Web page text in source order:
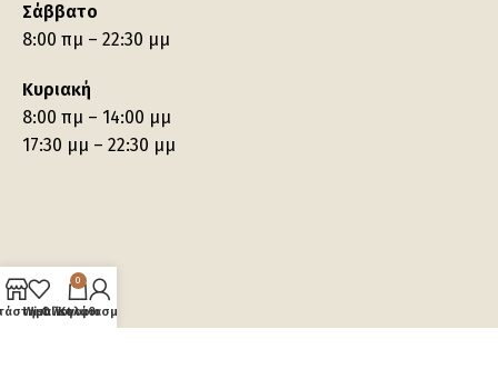
Σάββατο
8:00 πμ – 22:30 μμ
Κυριακή
8:00 πμ – 14:00 μμ
17:30 μμ – 22:30 μμ
Wishlist
0
Καλάθι
Ο λογαριασμός μου